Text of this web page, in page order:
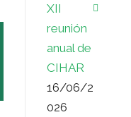
XII
reunión
anual de
CIHAR
16/06/2
026